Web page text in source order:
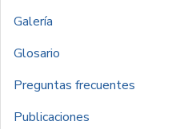
Galería
Glosario
Preguntas frecuentes
Publicaciones